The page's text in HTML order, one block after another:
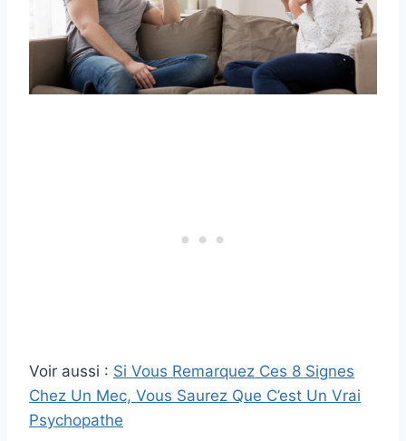
Voir aussi : Si Vous Remarquez Ces 8 Signes
Chez Un Mec, Vous Saurez Que C’est Un Vrai
Psychopathe